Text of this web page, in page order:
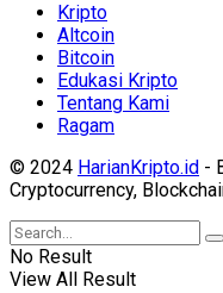
Kripto
Altcoin
Bitcoin
Edukasi Kripto
Tentang Kami
Ragam
© 2024 HarianKripto.id -
Cryptocurrency,
No Result
View All Result